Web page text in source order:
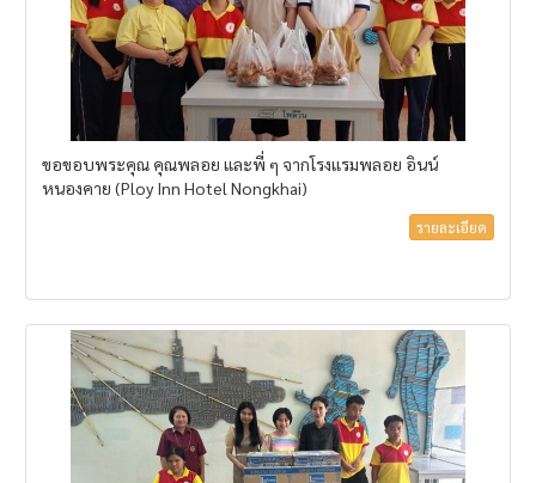
ขอขอบพระคุณ คุณพลอย และพี่ ๆ จากโรงแรมพลอย อินน์
หนองคาย (Ploy Inn Hotel Nongkhai)
รายละเอียด